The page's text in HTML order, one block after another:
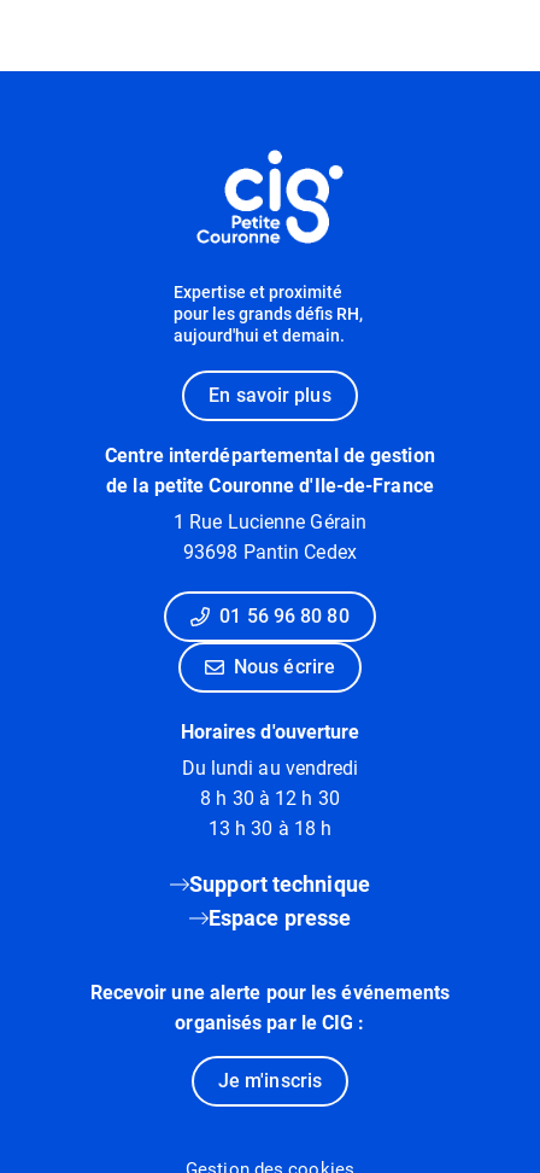
Expertise et proximité
pour les grands défis RH,
aujourd'hui et demain.
En savoir plus
Centre interdépartemental de gestion
de la petite Couronne d'Ile-de-France
1 Rue Lucienne Gérain
93698 Pantin Cedex
01 56 96 80 80
Nous écrire
Horaires d'ouverture
Du lundi au vendredi
8 h 30 à 12 h 30
13 h 30 à 18 h
Support technique
Espace presse
Recevoir une alerte pour les événements
organisés par le CIG :
Je m'inscris